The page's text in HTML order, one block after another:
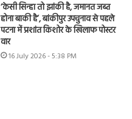
‘केसी सिन्हा तो झांकी है, जमानत जब्त
होना बाकी है’, बांकीपुर उपचुनाव से पहले
पटना में प्रशांत किशोर के खिलाफ पोस्टर
वार
16 July 2026 - 5:38 PM